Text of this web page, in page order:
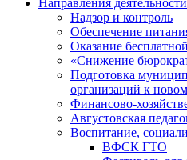
Направления деятельности
Надзор и контроль
Обеспечение
Оказание
«Снижение
Подготовка
организаций к
Финансово-
Августовская
Воспитание,
ВФСК ГТО